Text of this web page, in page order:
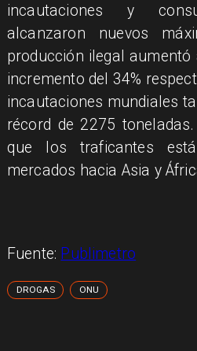
incautaciones y
alcanzaron nuevos
producción ilegal
incremento del 34%
incautaciones mundiales
récord de 2275
que los traficantes
mercados hacia Asia y
Fuente: Publimetro
DROGAS ONU